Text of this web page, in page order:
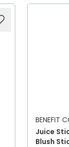
BENEFIT
Juice
Blush